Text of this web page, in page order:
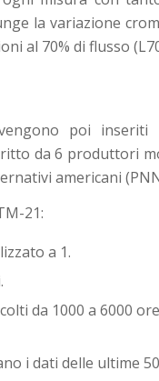
la variazione
al 70% di flusso
poi inseriti
da 6 produttori
americani
21:
a 1.
da 1000 a 6000
i dati delle ultime